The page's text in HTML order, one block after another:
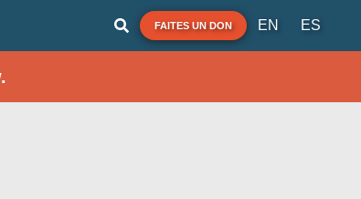
FAITES UN DON EN ES